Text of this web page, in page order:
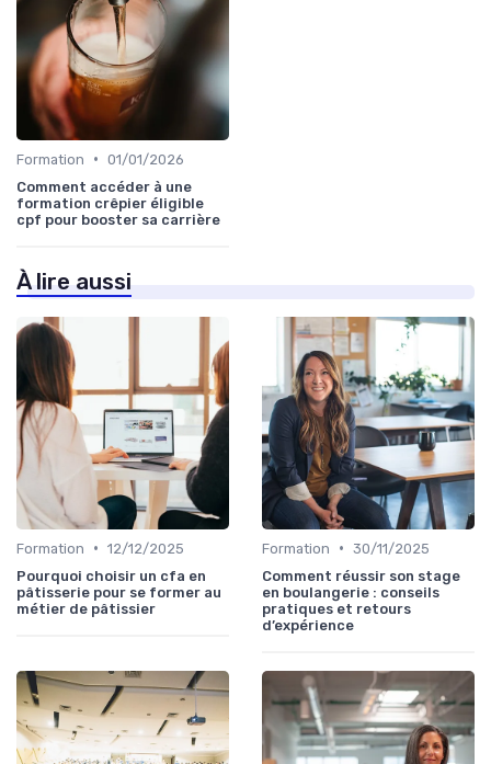
Formation • 01/01/2026
Comment accéder à une
formation crêpier éligible
cpf pour booster sa carrière
À lire aussi
Formation • 12/12/2025
Pourquoi choisir un cfa en
pâtisserie pour se former au
métier de pâtissier
Formation • 30/11/2025
Comment réussir son stage
en boulangerie : conseils
pratiques et retours
d’expérience